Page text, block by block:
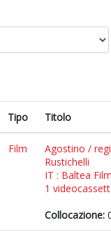
Tipo Titolo
Film
Agostino /
Rustichelli
IT : Baltea
1
Collocazione: